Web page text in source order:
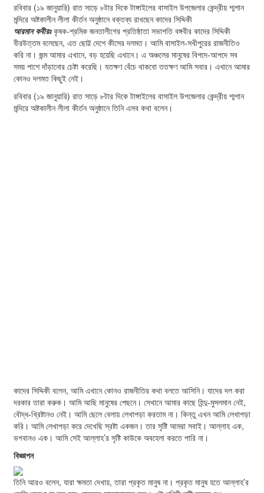
রবিবার (১৯ জানুয়ারি) রাত সাড়ে ৮টার দিকে টাঙ্গাইলের বাসাইল উপজেলার কেন্দ্রীয় শ্মশান
মন্দিরে অষ্টকালীন লীলা কীর্তন অনুষ্ঠানে বক্তব্য রাখছেন কাদের সিদ্দিকী
আরমান কবীরঃকৃষক-শ্রমিক জনতালীগের প্রতিষ্ঠাতা সভাপতি বঙ্গবীর কাদের সিদ্দিকী
বীরউত্তম বলেছেন, এত ছোট্ট দেশে কীসের দলমত। আমি বাসাইল-সখীপুরের রাজনীতিও
করি না। জন্ম আমার এখানে, বড় হয়েছি এখানে। এ অঞ্চলের মানুষের বিপদে-আপদে সব
সময় পাশে দাঁড়ানোর চেষ্টা করেছি। যতক্ষণ বেঁচে থাকবো ততক্ষণ আমি সবার। এখানে আমার
কোনও দলমত কিছুই নেই।
রবিবার (১৯ জানুয়ারি) রাত সাড়ে ৮টার দিকে টাঙ্গাইলের বাসাইল উপজেলার কেন্দ্রীয় শ্মশান
মন্দিরে অষ্টকালীন লীলা কীর্তন অনুষ্ঠানে তিনি এসব কথা বলেন।
কাদের সিদ্দিকী বলেন, আমি এখানে কোনও রাজনীতির কথা বলতে আসিনি। যাদের দল করা
দরকার তারা করুক। আমি আছি মানুষের পেছনে। সেখানে আমার কাছে হিন্দু-মুসলমান নেই,
বৌদ্ধ-খ্রিষ্টানও নেই। আমি ছেলে বেলায় লেখাপড়া করতাম না। কিন্তু এখন আমি লেখাপড়া
করি। আমি লেখাপড়া করে দেখেছি স্রষ্টা একজন। তার সৃষ্টি আমরা সবাই। আল্লাহ এক,
ভগবানও এক। আমি সেই আল্লাহ’র সৃষ্টি কাউকে অবহেলা করতে পারি না।
বিজ্ঞাপন
তিনি আরও বলেন, যারা ক্ষমতা দেখায়, তারা প্রকৃত মানুষ না। প্রকৃত মানুষ হতে আল্লাহ’র